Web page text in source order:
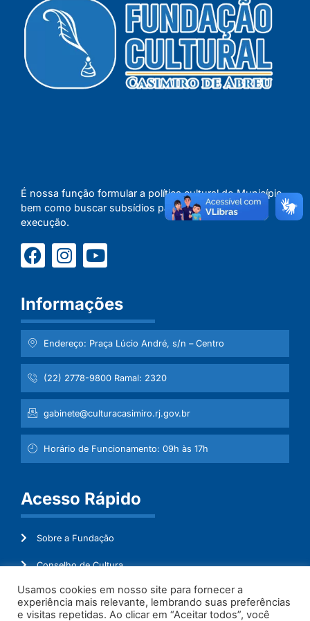
É nossa função formular a política cultural do Município,
bem como buscar subsídios para concretizar a sua
execução.
Informações
Endereço: Praça Lúcio André, s/n – Centro
(22) 2778-9800 Ramal: 2320
gabinete@culturacasimiro.rj.gov.br
Horário de Funcionamento: 09h às 17h
Acesso Rápido
Sobre a Fundação
Conselho de Cultura
Mapeamento Cultural
Usamos cookies em nosso site para fornecer a
experiência mais relevante, lembrando suas preferências
e visitas repetidas. Ao clicar em “Aceitar todos”, você